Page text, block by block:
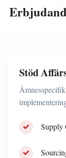
Stöd
Supply